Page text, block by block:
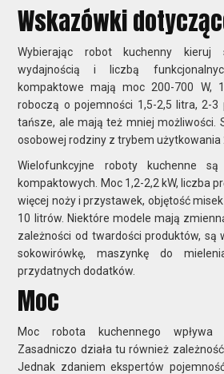
Wskazówki
Wybierając robot kuchenny kieruj
wydajnością i liczbą
kompaktowe mają moc 200-700 W,
roboczą o pojemności 1,5-2,5 litra, 2-3
tańsze, ale mają też mniej możliwości.
osobowej rodziny z trybem użytkowania
Wielofunkcyjne roboty kuchenne
kompaktowych. Moc 1,2-2,2 kW, liczba
więcej noży i przystawek, objętość
10 litrów. Niektóre modele mają
zależności od twardości produktów, są
sokowirówkę, maszynkę do
przydatnych dodatków.
Moc
Moc robota kuchennego wpływa
Zasadniczo działa tu również zależność
Jednak zdaniem ekspertów